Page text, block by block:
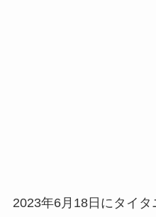
2023年6月18日にタイタ